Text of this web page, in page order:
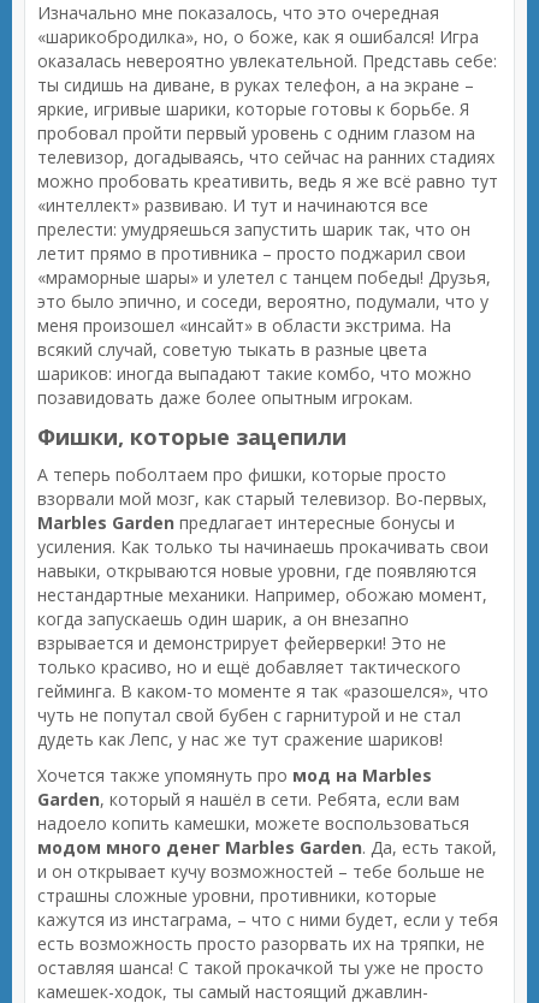
Изначально мне показалось, что это очередная
«шарикобродилка», но, о боже, как я ошибался! Игра
оказалась невероятно увлекательной. Представь себе:
ты сидишь на диване, в руках телефон, а на экране –
яркие, игривые шарики, которые готовы к борьбе. Я
пробовал пройти первый уровень с одним глазом на
телевизор, догадываясь, что сейчас на ранних стадиях
можно пробовать креативить, ведь я же всё равно тут
«интеллект» развиваю. И тут и начинаются все
прелести: умудряешься запустить шарик так, что он
летит прямо в противника – просто поджарил свои
«мраморные шары» и улетел с танцем победы! Друзья,
это было эпично, и соседи, вероятно, подумали, что у
меня произошел «инсайт» в области экстрима. На
всякий случай, советую тыкать в разные цвета
шариков: иногда выпадают такие комбо, что можно
позавидовать даже более опытным игрокам.
Фишки, которые зацепили
А теперь поболтаем про фишки, которые просто
взорвали мой мозг, как старый телевизор. Во-первых,
Marbles Garden предлагает интересные бонусы и
усиления. Как только ты начинаешь прокачивать свои
навыки, открываются новые уровни, где появляются
нестандартные механики. Например, обожаю момент,
когда запускаешь один шарик, а он внезапно
взрывается и демонстрирует фейерверки! Это не
только красиво, но и ещё добавляет тактического
гейминга. В каком-то моменте я так «разошелся», что
чуть не попутал свой бубен с гарнитурой и не стал
дудеть как Лепс, у нас же тут сражение шариков!
Хочется также упомянуть про мод на Marbles
Garden, который я нашёл в сети. Ребята, если вам
надоело копить камешки, можете воспользоваться
модом много денег Marbles Garden. Да, есть такой,
и он открывает кучу возможностей – тебе больше не
страшны сложные уровни, противники, которые
кажутся из инстаграма, – что с ними будет, если у тебя
есть возможность просто разорвать их на тряпки, не
оставляя шанса! С такой прокачкой ты уже не просто
камешек-ходок, ты самый настоящий джавлин-